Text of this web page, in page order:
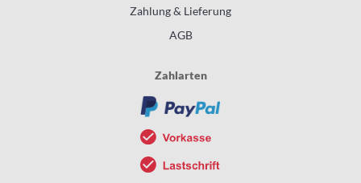
Zahlung & Lieferung
AGB
Zahlarten